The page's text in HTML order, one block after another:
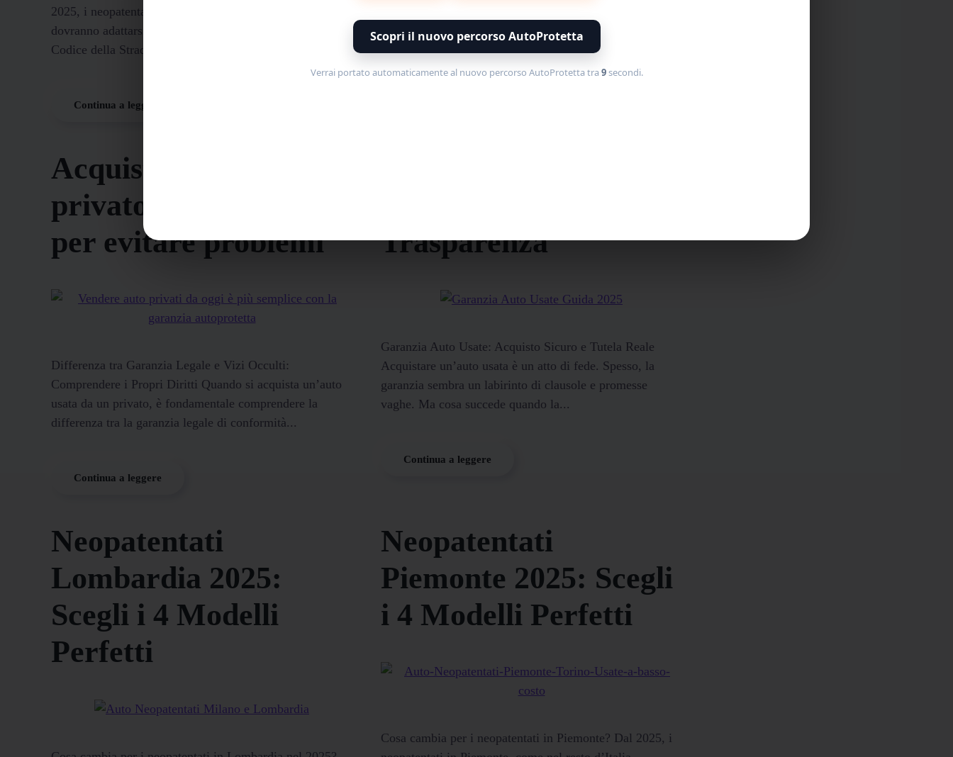
2025, i neopatentati in Lazio, come nel resto d’Italia,
dovranno adattarsi a un cambiamento significativo nel
Codice della Strada. Infatti,...
Continua a leggere
con un numero di vendite che supera quello delle auto
Acquisto auto da
privato: procedura
per evitare problemi
Differenza tra Garanzia Legale e Vizi Occulti:
Comprendere i Propri Diritti Quando si acquista un’auto
usata da un privato, è fondamentale comprendere la
differenza tra la garanzia legale di conformità...
Continua a leggere
Trasparenza
Garanzia Auto Usate: Acquisto Sicuro e Tutela Reale
Acquistare un’auto usata è un atto di fede. Spesso, la
garanzia sembra un labirinto di clausole e promesse
vaghe. Ma cosa succede quando la...
Continua a leggere
Neopatentati
Lombardia 2025:
Scegli i 4 Modelli
Perfetti
Neopatentati
Piemonte 2025: Scegli
i 4 Modelli Perfetti
Cosa cambia per i neopatentati in Piemonte? Dal 2025, i
Scopri il nuovo percorso AutoProtetta
Verrai portato automaticamente al nuovo percorso AutoProtetta tra9secondi.